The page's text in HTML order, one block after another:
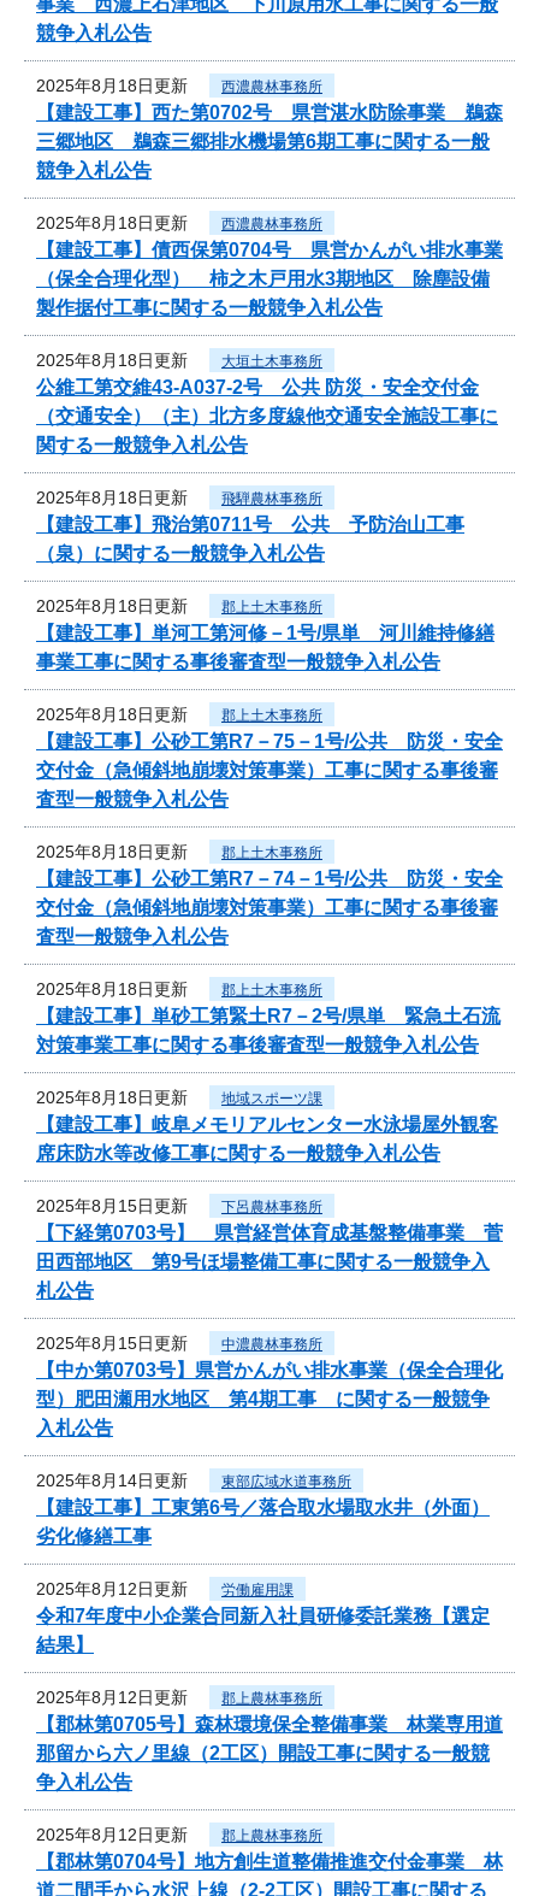
競争入札公告
2025年8月18日更新 西濃農林事務所
【建設工事】西た第0702号 県営湛水防除事業 鵜森
三郷地区 鵜森三郷排水機場第6期工事に関する一般
競争入札公告
2025年8月18日更新 西濃農林事務所
【建設工事】債西保第0704号 県営かんがい排水事業
（保全合理化型） 柿之木戸用水3期地区 除塵設備
製作据付工事に関する一般競争入札公告
2025年8月18日更新 大垣土木事務所
公維工第交維43-A037-2号 公共 防災・安全交付金
（交通安全）（主）北方多度線他交通安全施設工事に
関する一般競争入札公告
2025年8月18日更新 飛騨農林事務所
【建設工事】飛治第0711号 公共 予防治山工事
（泉）に関する一般競争入札公告
2025年8月18日更新 郡上土木事務所
【建設工事】単河工第河修－1号/県単 河川維持修繕
事業工事に関する事後審査型一般競争入札公告
2025年8月18日更新 郡上土木事務所
【建設工事】公砂工第R7－75－1号/公共 防災・安全
交付金（急傾斜地崩壊対策事業）工事に関する事後審
査型一般競争入札公告
2025年8月18日更新 郡上土木事務所
【建設工事】公砂工第R7－74－1号/公共 防災・安全
交付金（急傾斜地崩壊対策事業）工事に関する事後審
査型一般競争入札公告
2025年8月18日更新 郡上土木事務所
【建設工事】単砂工第緊土R7－2号/県単 緊急土石流
対策事業工事に関する事後審査型一般競争入札公告
2025年8月18日更新 地域スポーツ課
【建設工事】岐阜メモリアルセンター水泳場屋外観客
席床防水等改修工事に関する一般競争入札公告
2025年8月15日更新 下呂農林事務所
【下経第0703号】 県営経営体育成基盤整備事業 菅
田西部地区 第9号ほ場整備工事に関する一般競争入
札公告
2025年8月15日更新 中濃農林事務所
【中か第0703号】県営かんがい排水事業（保全合理化
型）肥田瀬用水地区 第4期工事 に関する一般競争
入札公告
2025年8月14日更新 東部広域水道事務所
【建設工事】工東第6号／落合取水場取水井（外面）
劣化修繕工事
2025年8月12日更新 労働雇用課
令和7年度中小企業合同新入社員研修委託業務【選定
結果】
2025年8月12日更新 郡上農林事務所
【郡林第0705号】森林環境保全整備事業 林業専用道
那留から六ノ里線（2工区）開設工事に関する一般競
争入札公告
2025年8月12日更新 郡上農林事務所
【郡林第0704号】地方創生道整備推進交付金事業 林
道二間手から水沢上線（2-2工区）開設工事に関する